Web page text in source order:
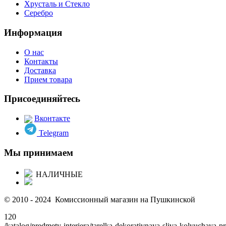
Хрусталь и Стекло
Серебро
Информация
О нас
Контакты
Доставка
Прием товара
Присоединяйтесь
Вконтакте
Telegram
Мы принимаем
НАЛИЧНЫЕ
© 2010 - 2024 Комиссионный магазин на Пушкинской
120